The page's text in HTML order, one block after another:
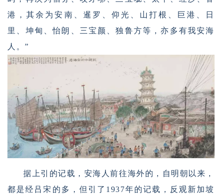
港，其余为安南、暹罗、仰光、山打根、巨港、日
里、坤甸、怡朗、三宝颜、独鲁方等，亦多有我安海
人。”
据上引的记载，安海人前往海外的，自明朝以来，
都是经吕宋的多，但引了1937年的记载，反观新加坡